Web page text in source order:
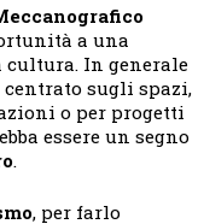
a una
cultura. In generale
centrato sugli spazi,
o per progetti
essere un segno
.
, per farlo